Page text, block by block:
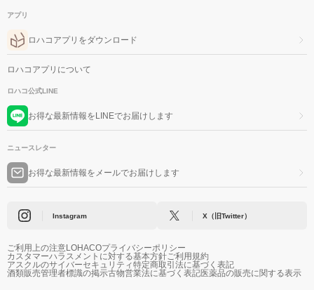
アプリ
ロハコアプリをダウンロード
ロハコアプリについて
ロハコ公式LINE
お得な最新情報をLINEでお届けします
ニュースレター
お得な最新情報をメールでお届けします
Instagram X（旧Twitter）
ご利用上の注意LOHACOプライバシーポリシー
カスタマーハラスメントに対する基本方針ご利用規約
アスクルのサイバーセキュリティ特定商取引法に基づく表記
酒類販売管理者標識の掲示古物営業法に基づく表記医薬品の販売に関する表示